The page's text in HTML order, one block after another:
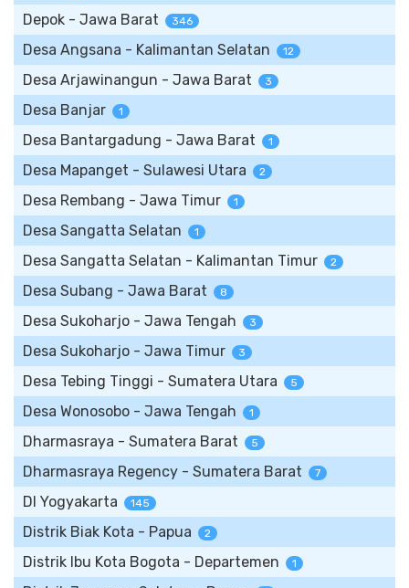
Depok - Jawa Barat 346
Desa Angsana - Kalimantan Selatan 12
Desa Arjawinangun - Jawa Barat 3
Desa Banjar 1
Desa Bantargadung - Jawa Barat 1
Desa Mapanget - Sulawesi Utara 2
Desa Rembang - Jawa Timur 1
Desa Sangatta Selatan 1
Desa Sangatta Selatan - Kalimantan Timur 2
Desa Subang - Jawa Barat 8
Desa Sukoharjo - Jawa Tengah 3
Desa Sukoharjo - Jawa Timur 3
Desa Tebing Tinggi - Sumatera Utara 5
Desa Wonosobo - Jawa Tengah 1
Dharmasraya - Sumatera Barat 5
Dharmasraya Regency - Sumatera Barat 7
DI Yogyakarta 145
Distrik Biak Kota - Papua 2
Distrik Ibu Kota Bogota - Departemen 1